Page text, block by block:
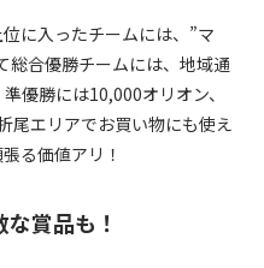
に入ったチームには、”マ
総合優勝チームには、地域通
優勝には10,000オリオン、
尾エリアでお買い物にも使え
る価値アリ！
賞品も！